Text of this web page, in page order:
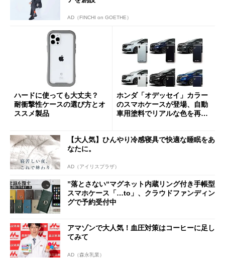
AD（FINCHI on GOETHE）
ハードに使っても大丈夫？
耐衝撃性ケースの選び方とオ
ススメ製品
ホンダ「オデッセイ」カラー
のスマホケースが登場、自動
車用塗料でリアルな色を再
【大人気】ひんやり冷感寝具で快適な睡眠をあ
なたに。
AD（アイリスプラザ）
”落とさない“マグネット内蔵リング付き手帳型
スマホケース「…to」、クラウドファンディン
グで予約受付中
アマゾンで大人気！血圧対策はコーヒーに足し
てみて
AD（森永乳業）